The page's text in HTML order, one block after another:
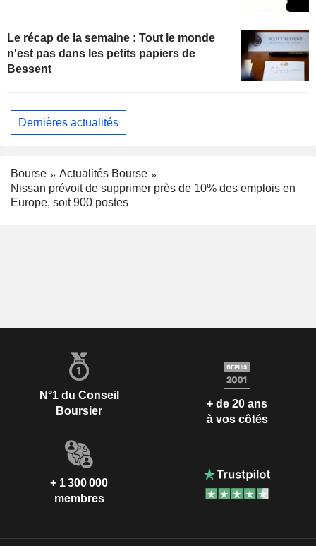
Le récap de la semaine : Tout le monde
n'est pas dans les petits papiers de
Bessent
Dernières actualités
Bourse
Actualités Bourse
Nissan prévoit de supprimer près de 10% des emplois en
Europe, soit 900 postes
N°1 du Conseil
Boursier
+ de 20 ans
à vos côtés
+ 1 300 000
membres